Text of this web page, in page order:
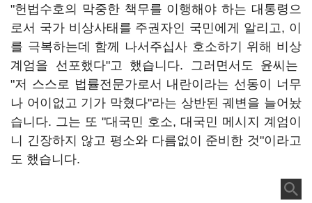
"헌법수호의 막중한 책무를 이행해야 하는 대통령으
로서 국가 비상사태를 주권자인 국민에게 알리고, 이
를 극복하는데 함께 나서주십사 호소하기 위해 비상
계엄을 선포했다"고 했습니다. 그러면서도 윤씨는
"저 스스로 법률전문가로서 내란이라는 선동이 너무
나 어이없고 기가 막혔다"라는 상반된 궤변을 늘어놨
습니다. 그는 또 "대국민 호소, 대국민 메시지 계엄이
니 긴장하지 않고 평소와 다름없이 준비한 것"이라고
도 했습니다.